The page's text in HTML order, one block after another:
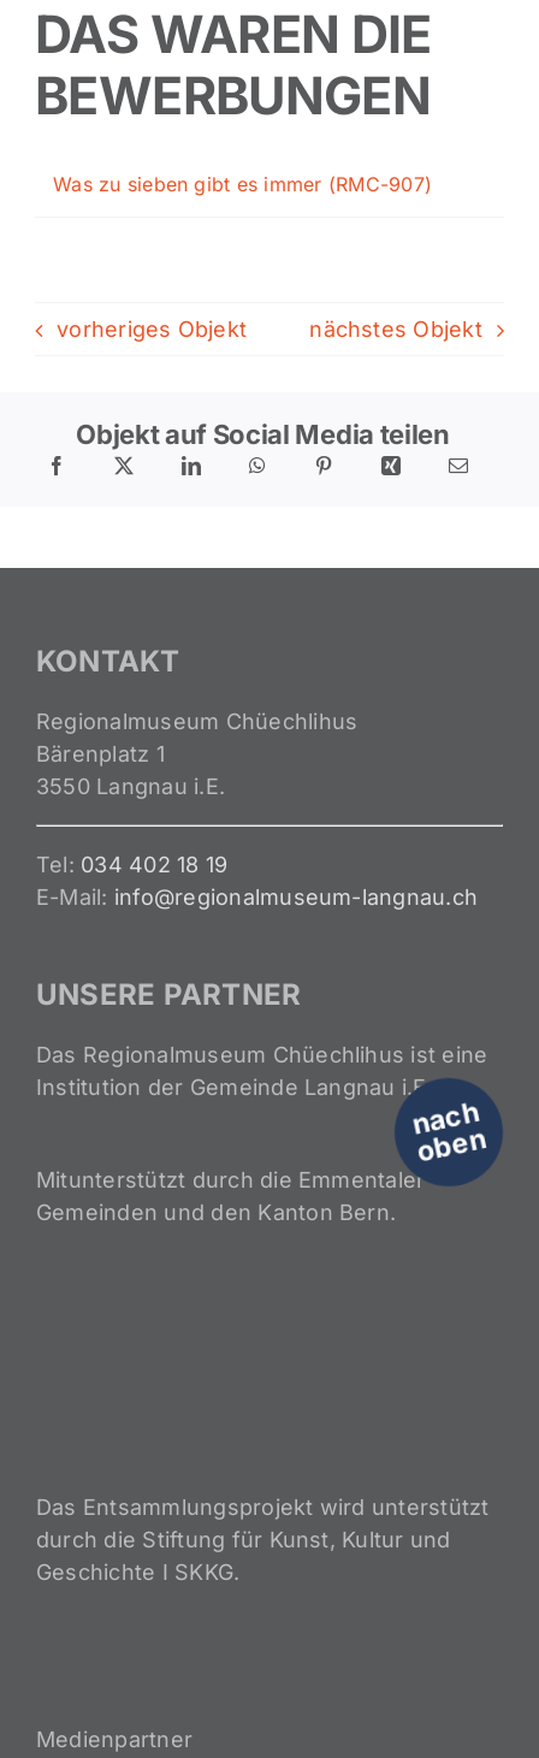
n
a
c
h
o
b
e
n
DAS WAREN DIE
BEWERBUNGEN
Was zu sieben gibt es immer (RMC-907)
vorheriges Objekt nächstes Objekt
Objekt auf Social Media teilen
KONTAKT
Regionalmuseum Chüechlihus
Bärenplatz 1
3550 Langnau i.E.
Tel: 034 402 18 19
E-Mail: info@regionalmuseum-langnau.ch
UNSERE PARTNER
Das Regionalmuseum Chüechlihus ist eine
Institution der Gemeinde Langnau i.E.
Mitunterstützt durch die Emmentaler
Gemeinden und den Kanton Bern.
Das Entsammlungsprojekt wird unterstützt
durch die Stiftung für Kunst, Kultur und
Geschichte I SKKG.
Medienpartner